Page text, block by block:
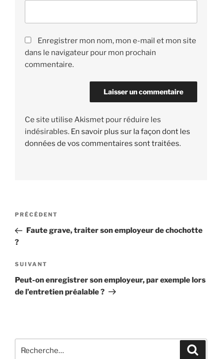
Enregistrer mon nom, mon e-mail et mon site
dans le navigateur pour mon prochain
commentaire.
Ce site utilise Akismet pour réduire les
indésirables. En savoir plus sur la façon dont les
données de vos commentaires sont traitées.
Navigation
l’article
Article
précédent
PRÉCÉDENT
Faute grave, traiter son employeur de chochotte
?
Article
suivant
SUIVANT
Peut-on enregistrer son employeur, par exemple lors
de l’entretien préalable ?
pour